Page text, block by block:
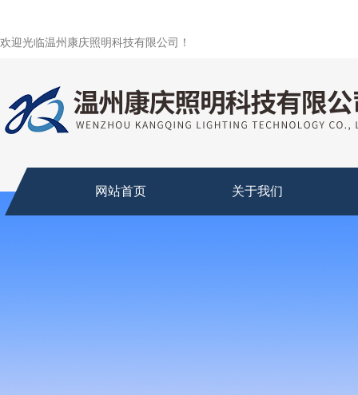
欢迎光临温州康庆照明科技有限公司！
网站首页 关于我们